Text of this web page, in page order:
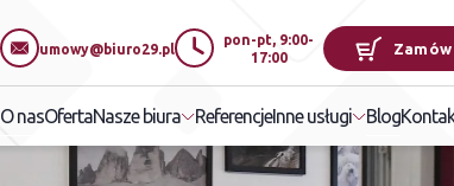
umowy@biuro29.pl
pon-pt, 9:00-
17:00
O nasOfertaNasze biura ReferencjeInne usługi Blog